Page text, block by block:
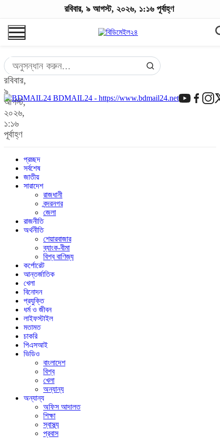
রবিবার,
৯
আগস্ট,
২০২৬,
১:১৬
পূর্বাহ্ণ
BDMAIL24 - https://www.bdmail24.net
প্রচ্ছদ
সর্বশেষ
জাতীয়
সারাদেশ
রাজধানী
বন্দরনগর
জেলা
রাজনীতি
অর্থনীতি
শেয়ারবাজার
ব্যাংক-বীমা
বিশ্ব বাণিজ্য
কর্পোরেট
আন্তর্জাতিক
খেলা
বিনোদন
প্রযুক্তি
ধর্ম ও জীবন
লাইফস্টাইল
মতামত
চাকরি
পিএসআই
ভিডিও
বাংলাদেশ
বিশ্ব
খেলা
অন্যান্য
অন্যান্য
অফিস আদালত
শিক্ষা
স্বাস্থ্য
প্রবাস
রবিবার, ৯ আগস্ট, ২০২৬, ১:১৬ পূর্বাহ্ণ